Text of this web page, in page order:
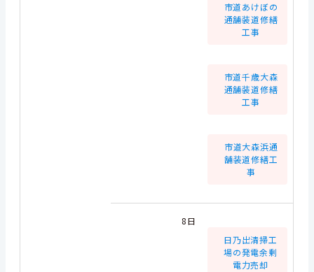
市道あけぼの
通舗装道修繕
工事
市道千歳大森
通舗装道修繕
工事
市道大森浜通
舗装道修繕工
事
8日
日乃出清掃工
場の発電余剰
電力売却